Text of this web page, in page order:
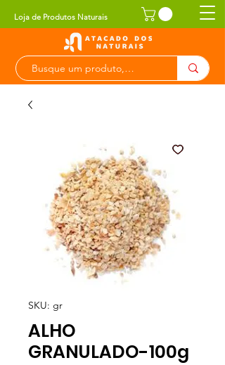
Loja de Produtos Naturais
SKU: gr
ALHO
GRANULADO-100g